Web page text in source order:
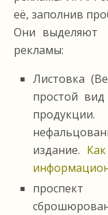
её, заполнив
Они выделяют
рекламы:
Листовка
простой
издание.